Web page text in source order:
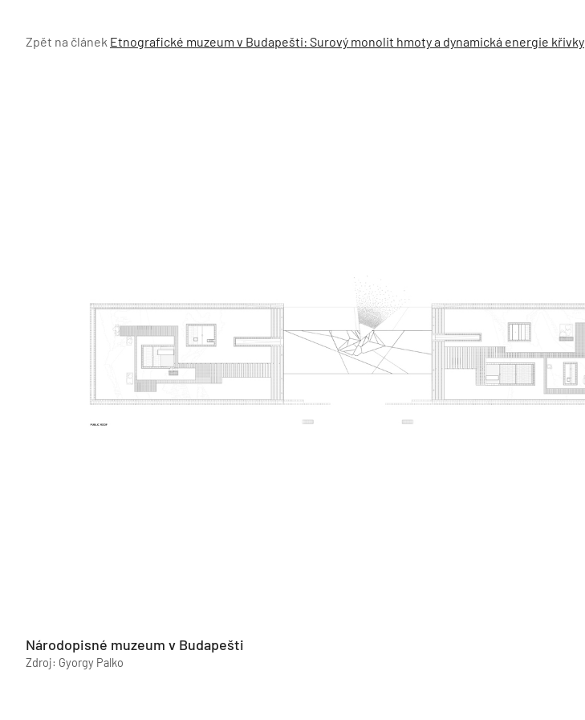
Zpět na článek Etnografické muzeum v Budapešti: Surový monolit hmoty a dynamická energie křivky
Národopisné muzeum v Budapešti
Zdroj: Gyorgy Palko